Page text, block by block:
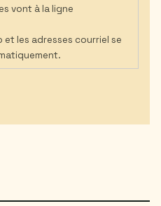
vont à la ligne
et les adresses courriel se